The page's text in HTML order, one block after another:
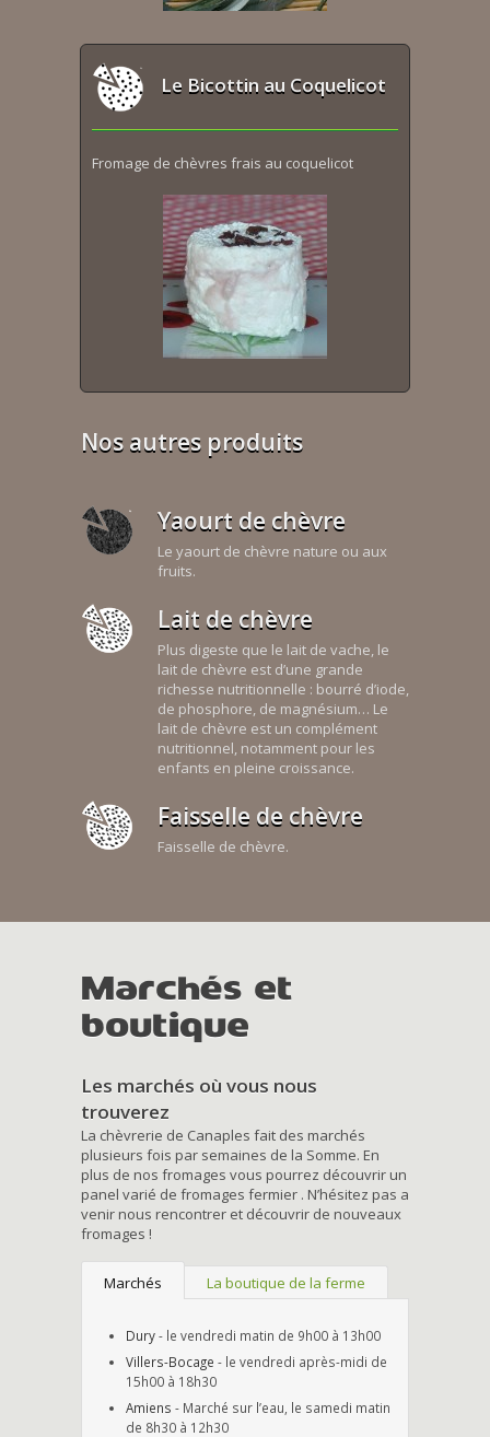
Le Bicottin au Coquelicot
Fromage de chèvres frais au coquelicot
Nos autres produits
Yaourt de chèvre
Le yaourt de chèvre nature ou aux
fruits.
Lait de chèvre
Plus digeste que le lait de vache, le
lait de chèvre est d’une grande
richesse nutritionnelle : bourré d’iode,
de phosphore, de magnésium… Le
lait de chèvre est un complément
nutritionnel, notamment pour les
enfants en pleine croissance.
Faisselle de chèvre
Faisselle de chèvre.
Marchés et
boutique
Les marchés où vous nous
trouverez
La chèvrerie de Canaples fait des marchés
plusieurs fois par semaines de la Somme. En
plus de nos fromages vous pourrez découvrir un
panel varié de fromages fermier . N’hésitez pas a
venir nous rencontrer et découvrir de nouveaux
fromages !
Marchés La boutique de la ferme
Dury- le vendredi matin de 9h00 à 13h00
Villers-Bocage - le vendredi après-midi de
15h00 à 18h30
Amiens - Marché sur l’eau, le samedi matin
de 8h30 à 12h30